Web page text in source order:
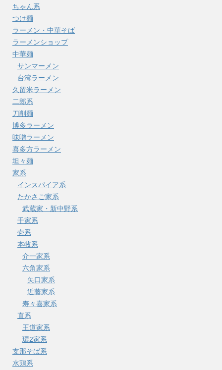
ちゃん系
つけ麺
ラーメン・中華そば
ラーメンショップ
中華麺
サンマーメン
台湾ラーメン
久留米ラーメン
二郎系
刀削麺
博多ラーメン
味噌ラーメン
喜多方ラーメン
坦々麺
家系
インスパイア系
たかさご家系
武蔵家・新中野系
千家系
壱系
本牧系
介一家系
六角家系
矢口家系
近藤家系
寿々喜家系
直系
王道家系
環2家系
支那そば系
水鶏系